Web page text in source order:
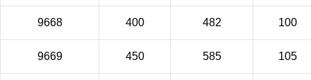
9668 400 482 100
9669 450 585 105